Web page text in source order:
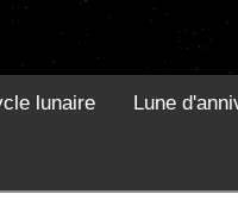
lunaire Lune